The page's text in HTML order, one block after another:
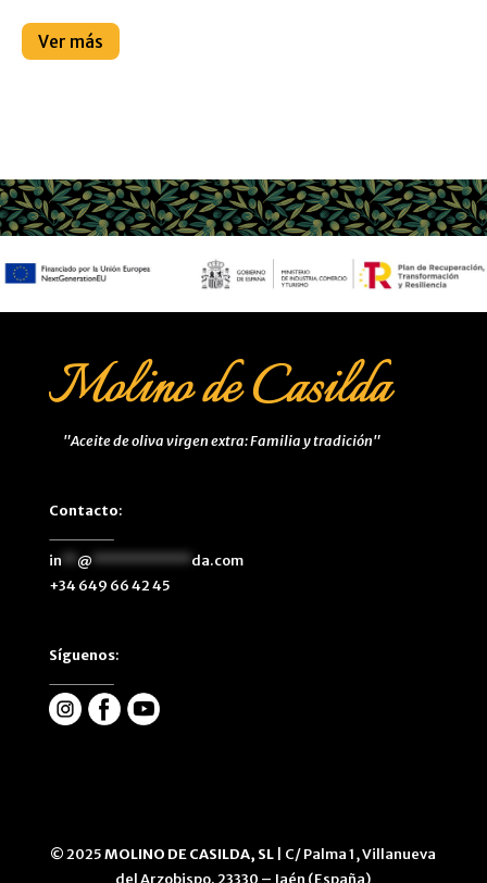
Ver más
"Aceite de oliva virgen extra: Familia y tradición"
Contacto:
in ** @ ************* da.com
+34 649 66 42 45
Síguenos:
© 2025MOLINO DE CASILDA, SL | C/ Palma 1, Villanueva
del Arzobispo. 23330 – Jaén (España)